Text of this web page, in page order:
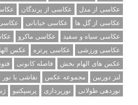
عکاسی از مدل
عکاسی از پرندگان
عکاسی از گل ها
عکاسی خیابانی
عکاسی سیاه و سفید
عکاسی ماکرو
عکاسی ورزشی
عکاسی پرتره
عکس
عکس های الهام بخش
فاصله کانونی
لنز دوربین
مجموعه عکس نقاشی با نور
نوردهی طولانی
نورپردازی پرسپکتیو